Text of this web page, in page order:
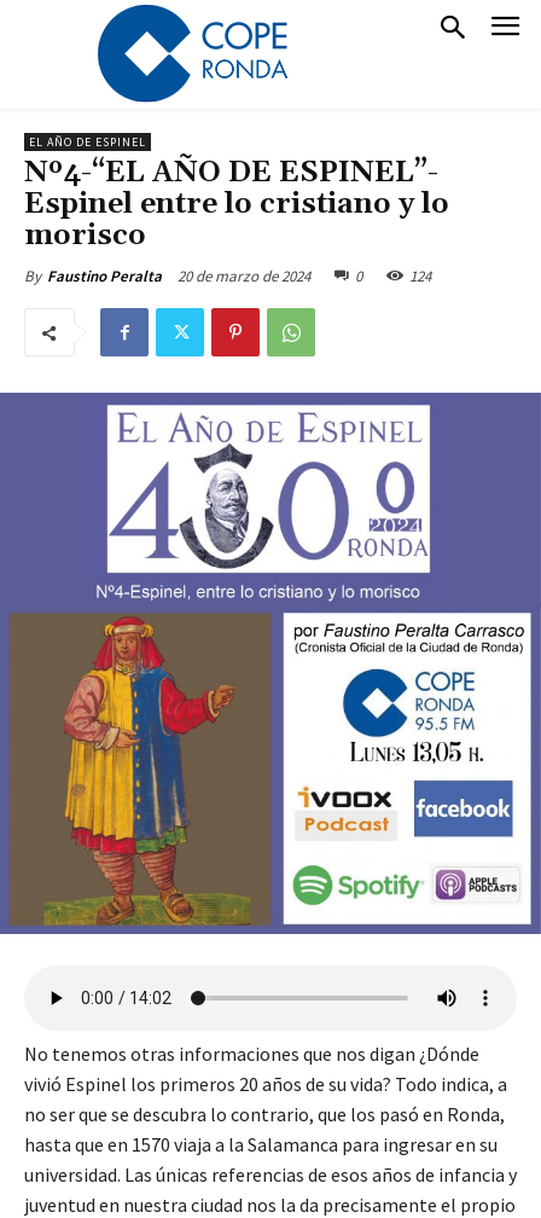
EL AÑO DE ESPINEL
Nº4-“EL AÑO DE ESPINEL”-
Espinel entre lo cristiano y lo
morisco
By Faustino Peralta 20 de marzo de 2024 0 124
No tenemos otras informaciones que nos digan ¿Dónde
vivió Espinel los primeros 20 años de su vida? Todo indica, a
no ser que se descubra lo contrario, que los pasó en Ronda,
hasta que en 1570 viaja a la Salamanca para ingresar en su
universidad. Las únicas referencias de esos años de infancia y
juventud en nuestra ciudad nos la da precisamente el propio